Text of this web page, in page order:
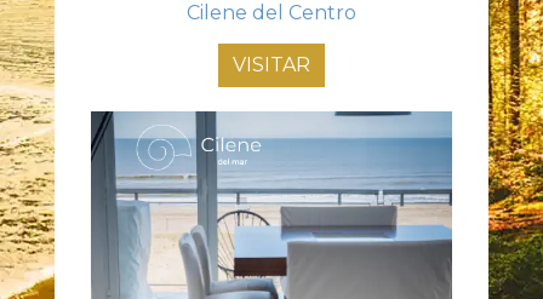
Cilene del Centro
VISITAR